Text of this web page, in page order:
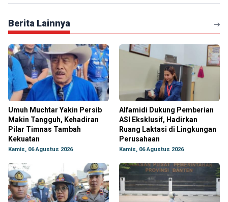
Berita Lainnya
Umuh Muchtar Yakin Persib
Makin Tangguh, Kehadiran
Pilar Timnas Tambah
Kekuatan
Kamis, 06 Agustus 2026
Alfamidi Dukung Pemberian
ASI Eksklusif, Hadirkan
Ruang Laktasi di Lingkungan
Perusahaan
Kamis, 06 Agustus 2026